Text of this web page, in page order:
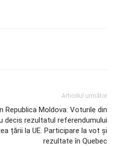
Articolul următor
Republica Moldova: Voturile din
decis rezultatul referendumului
țării la UE. Participare la vot și
rezultate în Quebec